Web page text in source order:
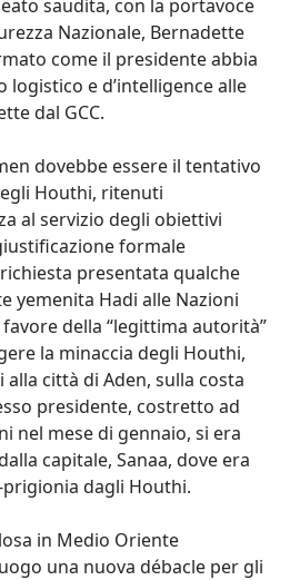
saudita, con la portavoce
Nazionale, Bernadette
come il presidente abbia
e d’intelligence alle
dal GCC.
dovebbe essere il tentativo
Houthi, ritenuti
al servizio degli obiettivi
formale
presentata qualche
yemenita Hadi alle Nazioni
della “legittima autorità”
la minaccia degli Houthi,
città di Aden, sulla costa
presidente, costretto ad
nel mese di gennaio, si era
capitale, Sanaa, dove era
dagli Houthi.
in Medio Oriente
una nuova débacle per gli